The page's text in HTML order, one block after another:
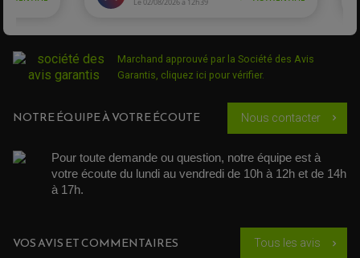
DÉMARREUR MOTO
KIT RÉPARATION CARBU.
KIT RÉPARATION ROBINET
MEMBRANE / BOISSEAU
PIPE D'ADMISSION
PNEUMATIQUE
PATIN DE RECHANGE TOP BLOCK
NOS MARQUES
ACCESSOIRE SCOOTER APRILIA
ACCESSOIRE SCOOTER HONDA
EQUIPEMENT ADMISSION / CARBURATEUR
PLASTIQUE QUAD / SSV
OUTILLAGE ET ACCESSOIRES ATELIER
ACCESSOIRE ATELIER QUAD
OUTILLAGE QUAD
LEVIER DE FREIN
CÂBLE ACCÉLÉRATEUR
CÂBLE D'EMBRAYAGE
KICK DE DÉMARRAGE
GUIDON CROSS ET ENDURO
SUSPENSION
FOURCHE ET AMORTISSEUR
Marchand approuvé par la Société des Avis
Garantis, cliquez ici pour vérifier.
NOTRE ÉQUIPE À VOTRE ÉCOUTE Nous contacter chevron_right
Pour toute demande ou question, notre équipe est à
votre écoute du lundi au vendredi de 10h à 12h et de 14h
à 17h.
VOS AVIS ET COMMENTAIRES Tous les avis chevron_right